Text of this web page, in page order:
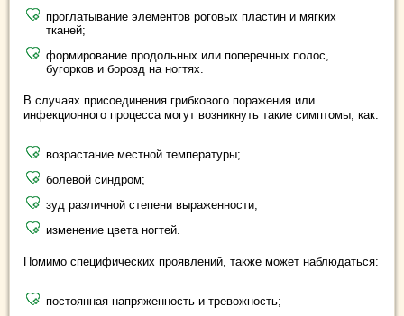
проглатывание элементов роговых пластин и мягких
тканей;
формирование продольных или поперечных полос,
бугорков и борозд на ногтях.
В случаях присоединения грибкового поражения или
инфекционного процесса могут возникнуть такие симптомы, как:
возрастание местной температуры;
болевой синдром;
зуд различной степени выраженности;
изменение цвета ногтей.
Помимо специфических проявлений, также может наблюдаться:
постоянная напряженность и тревожность;